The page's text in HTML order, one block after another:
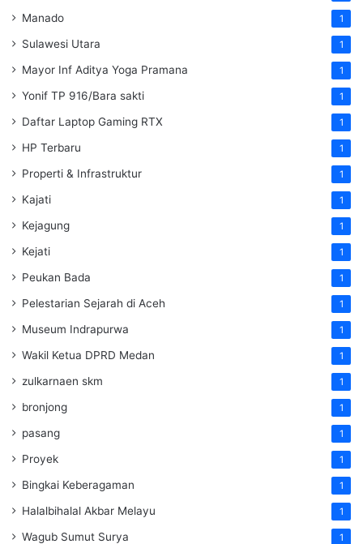
Manado 1
Sulawesi Utara 1
Mayor Inf Aditya Yoga Pramana 1
Yonif TP 916/Bara sakti 1
Daftar Laptop Gaming RTX 1
HP Terbaru 1
Properti & Infrastruktur 1
Kajati 1
Kejagung 1
Kejati 1
Peukan Bada 1
Pelestarian Sejarah di Aceh 1
Museum Indrapurwa 1
Wakil Ketua DPRD Medan 1
zulkarnaen skm 1
bronjong 1
pasang 1
Proyek 1
Bingkai Keberagaman 1
Halalbihalal Akbar Melayu 1
Wagub Sumut Surya 1